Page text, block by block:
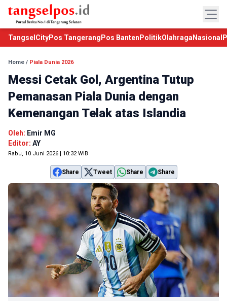
TangselCityPos Tangerang Pos Banten PolitikOlahraga Nasional
Home / Piala Dunia 2026
Messi Cetak Gol, Argentina Tutup
Pemanasan Piala Dunia dengan
Kemenangan Telak atas Islandia
Oleh: Emir MG
Editor: AY
Rabu, 10 Juni 2026 | 10:32 WIB
Share Tweet Share Share